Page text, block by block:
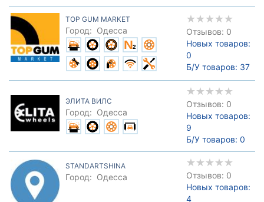
TOP GUM MARKET
Город: Одесса
Отзывов: 0
Новых товаров:
0
Б/У товаров: 37
ЭЛИТА ВИЛС
Город: Одесса
Отзывов: 0
Новых товаров:
9
Б/У товаров:0
STANDARTSHINA
Город: Одесса
Отзывов: 0
Новых товаров:
4